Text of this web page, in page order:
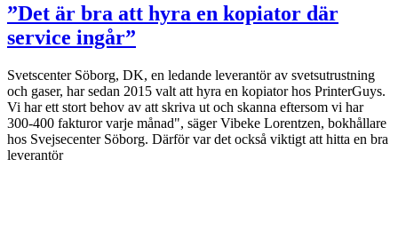
”Det är bra att hyra en kopiator där
service ingår”
Svetscenter Söborg, DK, en ledande leverantör av svetsutrustning
och gaser, har sedan 2015 valt att hyra en kopiator hos PrinterGuys.
Vi har ett stort behov av att skriva ut och skanna eftersom vi har
300-400 fakturor varje månad", säger Vibeke Lorentzen, bokhållare
hos Svejsecenter Söborg. Därför var det också viktigt att hitta en bra
leverantör